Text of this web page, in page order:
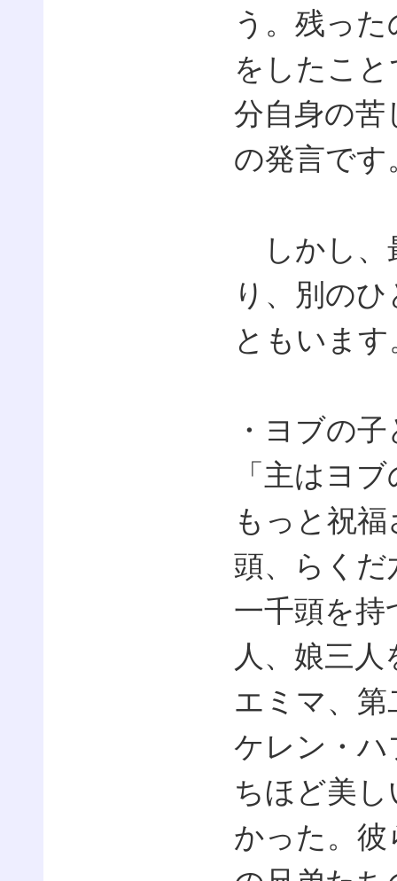
う。残っ
をしたこ
分自身の苦
の発言です
しかし、
り、別の
ともいます
・ヨブの
「主はヨ
もっと祝
頭、らくだ
一千頭を
人、娘三
エミマ、
ケレン・
ちほど美
かった。